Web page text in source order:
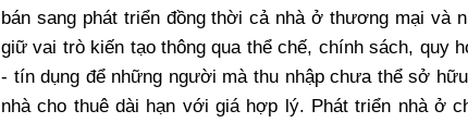
bán sang phát triển đồng thời cả nhà ở thương mại và
giữ vai trò kiến tạo thông qua thể chế, chính sách, quy
- tín dụng để những người mà thu nhập chưa thể sở
nhà cho thuê dài hạn với giá hợp lý. Phát triển nhà ở